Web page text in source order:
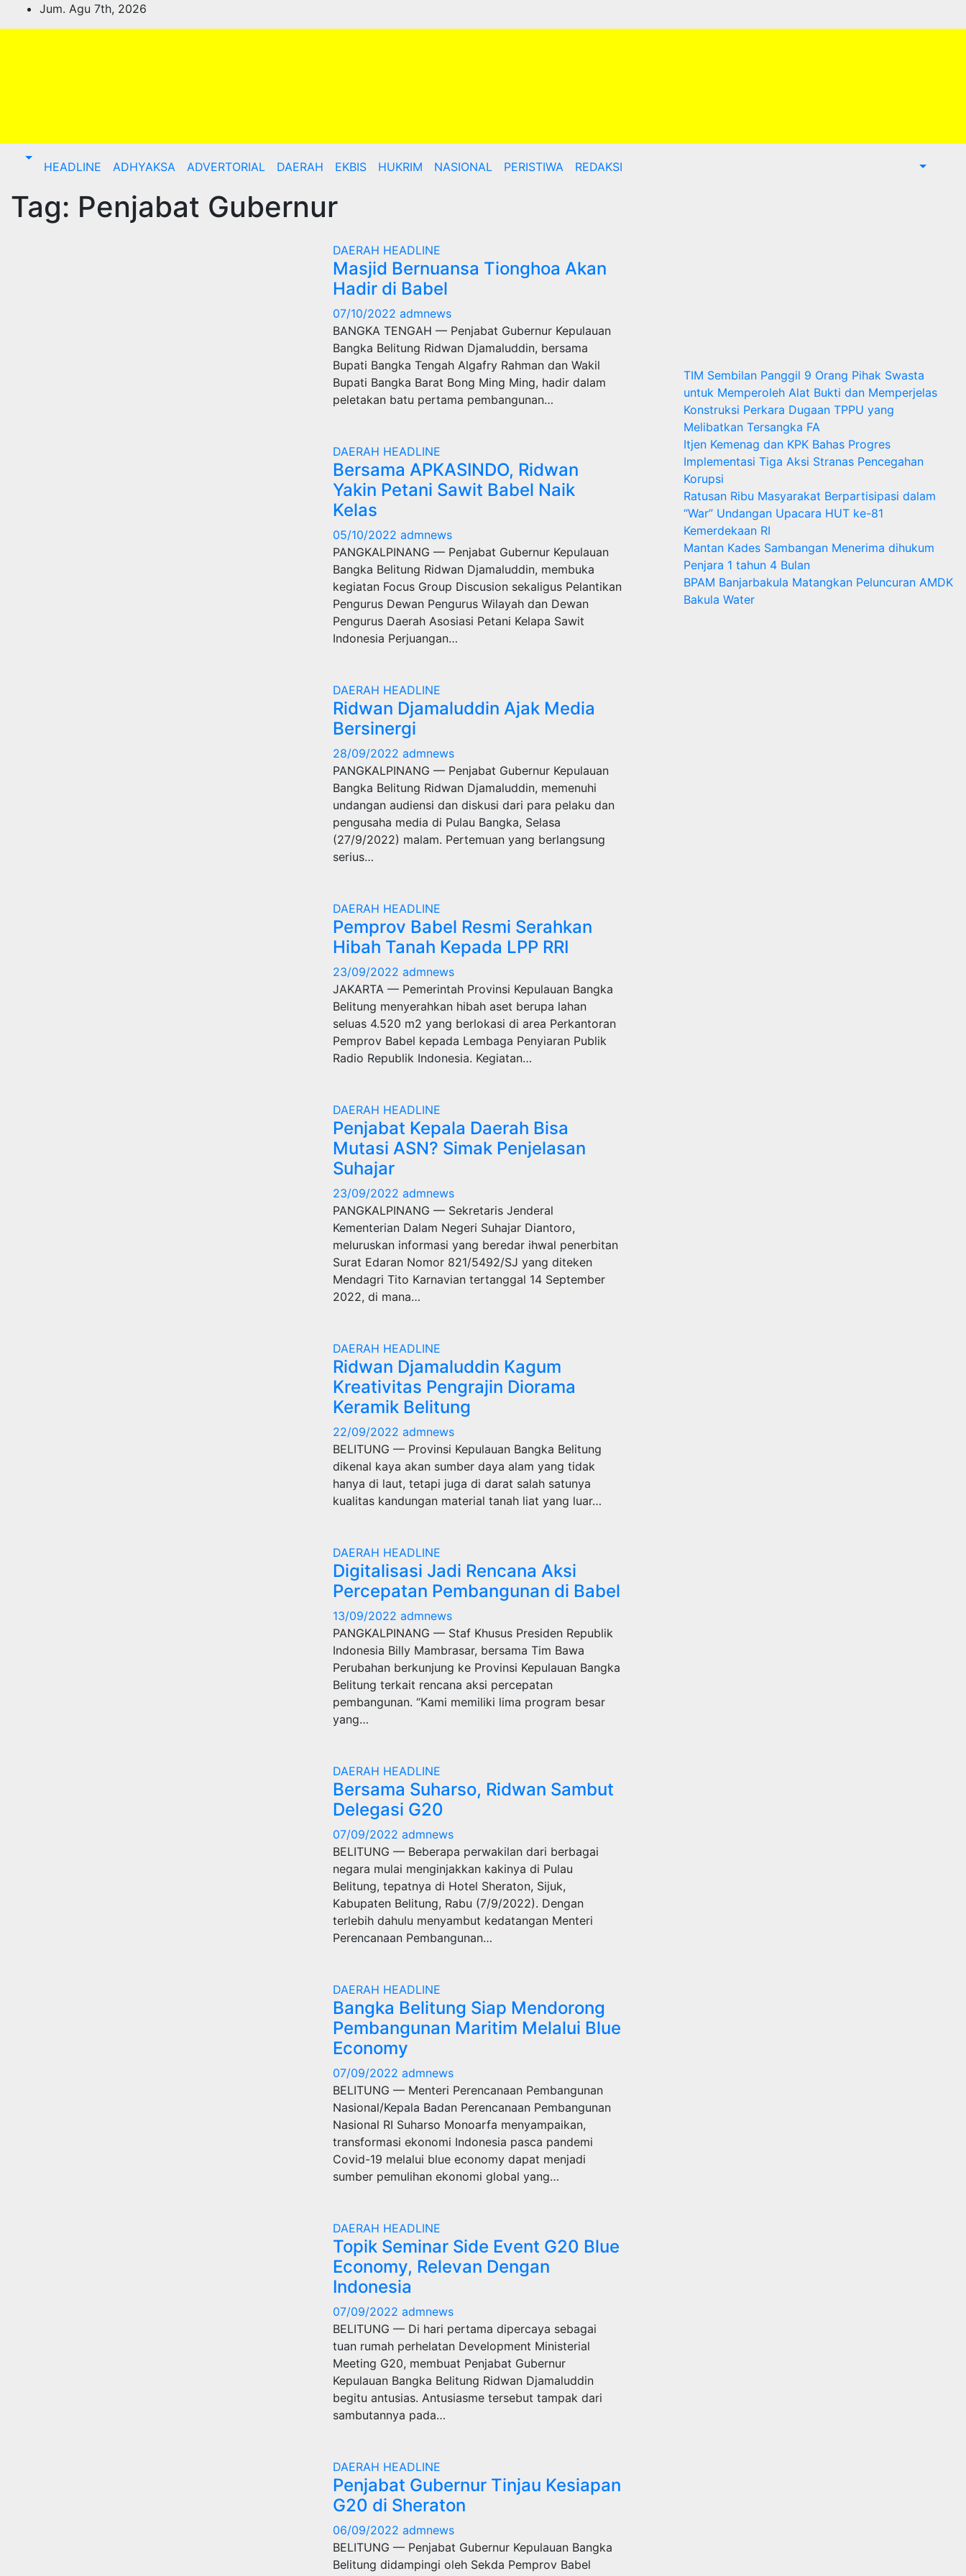
to
Jum. Agu 7th, 2026
HEADLINE ADHYAKSA ADVERTORIAL DAERAH EKBIS HUKRIM NASIONAL PERISTIWA REDAKSI
Tag: Penjabat Gubernur
DAERAH HEADLINE
Masjid Bernuansa Tionghoa Akan
Hadir di Babel
07/10/2022 admnews
BANGKA TENGAH — Penjabat Gubernur Kepulauan
Bangka Belitung Ridwan Djamaluddin, bersama
Bupati Bangka Tengah Algafry Rahman dan Wakil
Bupati Bangka Barat Bong Ming Ming, hadir dalam
peletakan batu pertama pembangunan…
DAERAH HEADLINE
Bersama APKASINDO, Ridwan
Yakin Petani Sawit Babel Naik
Kelas
05/10/2022 admnews
PANGKALPINANG — Penjabat Gubernur Kepulauan
Bangka Belitung Ridwan Djamaluddin, membuka
kegiatan Focus Group Discusion sekaligus Pelantikan
Pengurus Dewan Pengurus Wilayah dan Dewan
Pengurus Daerah Asosiasi Petani Kelapa Sawit
Indonesia Perjuangan…
DAERAH HEADLINE
Ridwan Djamaluddin Ajak Media
Bersinergi
28/09/2022 admnews
PANGKALPINANG — Penjabat Gubernur Kepulauan
Bangka Belitung Ridwan Djamaluddin, memenuhi
undangan audiensi dan diskusi dari para pelaku dan
pengusaha media di Pulau Bangka, Selasa
(27/9/2022) malam. Pertemuan yang berlangsung
serius…
DAERAH HEADLINE
Pemprov Babel Resmi Serahkan
Hibah Tanah Kepada LPP RRI
23/09/2022 admnews
JAKARTA — Pemerintah Provinsi Kepulauan Bangka
Belitung menyerahkan hibah aset berupa lahan
seluas 4.520 m2 yang berlokasi di area Perkantoran
Pemprov Babel kepada Lembaga Penyiaran Publik
Radio Republik Indonesia. Kegiatan…
DAERAH HEADLINE
Penjabat Kepala Daerah Bisa
Mutasi ASN? Simak Penjelasan
Suhajar
23/09/2022 admnews
PANGKALPINANG — Sekretaris Jenderal
Kementerian Dalam Negeri Suhajar Diantoro,
meluruskan informasi yang beredar ihwal penerbitan
Surat Edaran Nomor 821/5492/SJ yang diteken
Mendagri Tito Karnavian tertanggal 14 September
2022, di mana…
DAERAH HEADLINE
Ridwan Djamaluddin Kagum
Kreativitas Pengrajin Diorama
Keramik Belitung
22/09/2022 admnews
BELITUNG — Provinsi Kepulauan Bangka Belitung
dikenal kaya akan sumber daya alam yang tidak
hanya di laut, tetapi juga di darat salah satunya
kualitas kandungan material tanah liat yang luar…
DAERAH HEADLINE
Digitalisasi Jadi Rencana Aksi
Percepatan Pembangunan di Babel
13/09/2022 admnews
PANGKALPINANG — Staf Khusus Presiden Republik
Indonesia Billy Mambrasar, bersama Tim Bawa
Perubahan berkunjung ke Provinsi Kepulauan Bangka
Belitung terkait rencana aksi percepatan
pembangunan. “Kami memiliki lima program besar
yang…
DAERAH HEADLINE
Bersama Suharso, Ridwan Sambut
Delegasi G20
07/09/2022 admnews
BELITUNG — Beberapa perwakilan dari berbagai
negara mulai menginjakkan kakinya di Pulau
Belitung, tepatnya di Hotel Sheraton, Sijuk,
Kabupaten Belitung, Rabu (7/9/2022). Dengan
terlebih dahulu menyambut kedatangan Menteri
Perencanaan Pembangunan…
DAERAH HEADLINE
Bangka Belitung Siap Mendorong
Pembangunan Maritim Melalui Blue
Economy
07/09/2022 admnews
BELITUNG — Menteri Perencanaan Pembangunan
Nasional/Kepala Badan Perencanaan Pembangunan
Nasional RI Suharso Monoarfa menyampaikan,
transformasi ekonomi Indonesia pasca pandemi
Covid-19 melalui blue economy dapat menjadi
sumber pemulihan ekonomi global yang…
DAERAH HEADLINE
Topik Seminar Side Event G20 Blue
Economy, Relevan Dengan
Indonesia
07/09/2022 admnews
BELITUNG — Di hari pertama dipercaya sebagai
tuan rumah perhelatan Development Ministerial
Meeting G20, membuat Penjabat Gubernur
Kepulauan Bangka Belitung Ridwan Djamaluddin
begitu antusias. Antusiasme tersebut tampak dari
sambutannya pada…
DAERAH HEADLINE
Penjabat Gubernur Tinjau Kesiapan
G20 di Sheraton
06/09/2022 admnews
BELITUNG — Penjabat Gubernur Kepulauan Bangka
Belitung didampingi oleh Sekda Pemprov Babel
TIM Sembilan Panggil 9 Orang Pihak Swasta
untuk Memperoleh Alat Bukti dan Memperjelas
Konstruksi Perkara Dugaan TPPU yang
Melibatkan Tersangka FA
Itjen Kemenag dan KPK Bahas Progres
Implementasi Tiga Aksi Stranas Pencegahan
Korupsi
Ratusan Ribu Masyarakat Berpartisipasi dalam
“War” Undangan Upacara HUT ke-81
Kemerdekaan RI
Mantan Kades Sambangan Menerima dihukum
Penjara 1 tahun 4 Bulan
BPAM Banjarbakula Matangkan Peluncuran AMDK
Bakula Water